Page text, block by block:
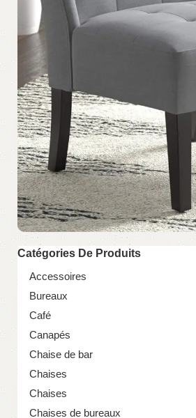
Découvre notre
Fauteuil Capitonné
Catégories De Produits
Accessoires
Bureaux
Café
Canapés
Chaise de bar
Chaises
Chaises
Chaises de bureaux